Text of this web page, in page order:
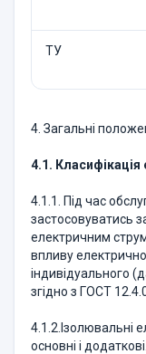
ТУ
4. Загальні
4.1. Класифікація
4.1.1. Під час
застосовуватись
електричним
впливу
індивідуального
згідно з ГОСТ
4.1.2.Ізолювальні
основні і додаткові.